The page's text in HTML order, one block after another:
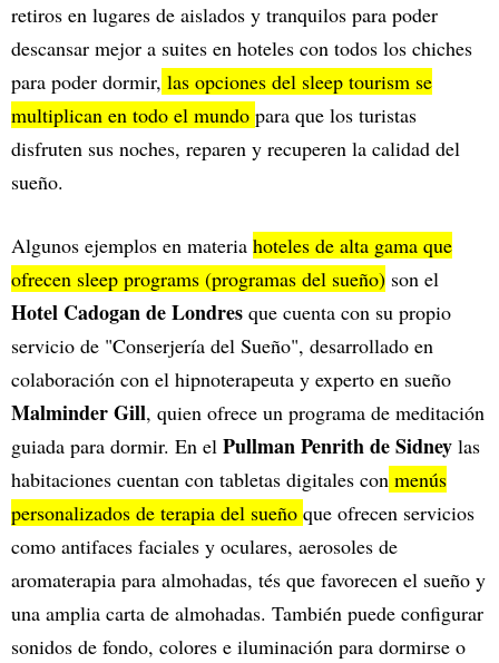
retiros en lugares de aislados y tranquilos para poder
descansar mejor a suites en hoteles con todos los chiches
para poder dormir, las opciones del sleep tourism se
multiplican en todo el mundo para que los turistas
disfruten sus noches, reparen y recuperen la calidad del
sueño.
Algunos ejemplos en materia hoteles de alta gama que
ofrecen sleep programs (programas del sueño) son el
Hotel Cadogan de Londres que cuenta con su propio
servicio de "Conserjería del Sueño", desarrollado en
colaboración con el hipnoterapeuta y experto en sueño
Malminder Gill, quien ofrece un programa de meditación
guiada para dormir. En el Pullman Penrith de Sidney las
habitaciones cuentan con tabletas digitales con menús
personalizados de terapia del sueño que ofrecen servicios
como antifaces faciales y oculares, aerosoles de
aromaterapia para almohadas, tés que favorecen el sueño y
una amplia carta de almohadas. También puede configurar
sonidos de fondo, colores e iluminación para dormirse o